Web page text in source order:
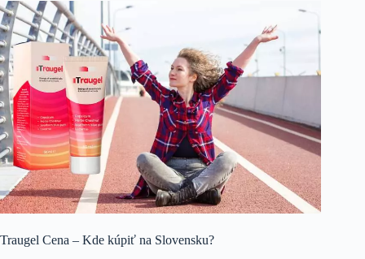
Traugel Cena – Kde kúpiť na Slovensku?